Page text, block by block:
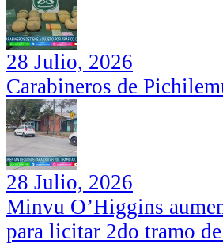
28 Julio, 2026
Carabineros de
28 Julio, 2026
Minvu O’Higgins
para licitar 2do tramo